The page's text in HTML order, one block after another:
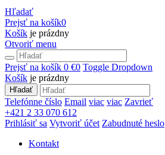
Hľadať
Prejsť na košík0
Košík je prázdny
Otvoriť menu
Prejsť na košík 0 €0 Toggle Dropdown
Košík je prázdny
Hľadať
Telefónne číslo Email viac viac Zavrieť
+421 2 33 070 612
Prihlásiť sa Vytvoriť účet Zabudnuté heslo
Kontakt